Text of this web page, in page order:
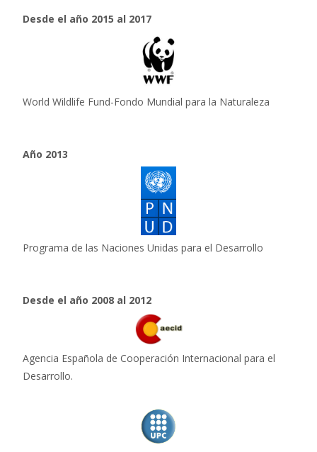
Desde el año 2015 al 2017
World Wildlife Fund-Fondo Mundial para la Naturaleza
Año 2013
Programa de las Naciones Unidas para el Desarrollo
Desde el año 2008 al 2012
Agencia Española de Cooperación Internacional para el
Desarrollo.